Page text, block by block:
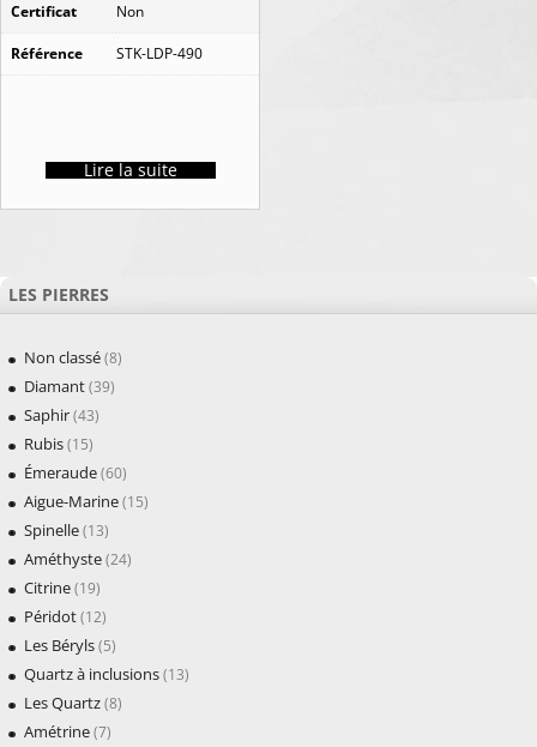
Certificat Non
Référence STK-LDP-490
Lire la suite
LES PIERRES
Non classé(8)
Diamant(39)
Saphir(43)
Rubis(15)
Émeraude(60)
Aigue-Marine(15)
Spinelle(13)
Améthyste(24)
Citrine(19)
Péridot(12)
Les Béryls(5)
Quartz à inclusions(13)
Les Quartz(8)
Amétrine(7)